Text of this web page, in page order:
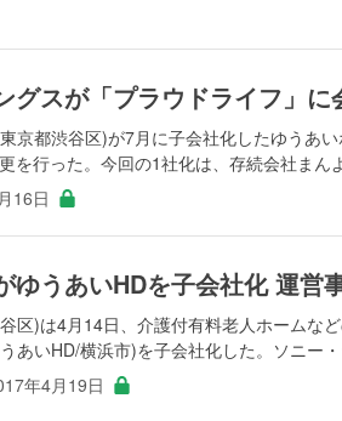
グスが「プラウドライフ」に
京都渋谷区)が7月に子会社化したゆうあ
を行った。今回の1社化は、存続会社まん
16日
ゆうあいHDを子会社化 運営
区)は4月14日、介護付有料老人ホームな
あいHD/横浜市)を子会社化した。ソニー
年4月19日